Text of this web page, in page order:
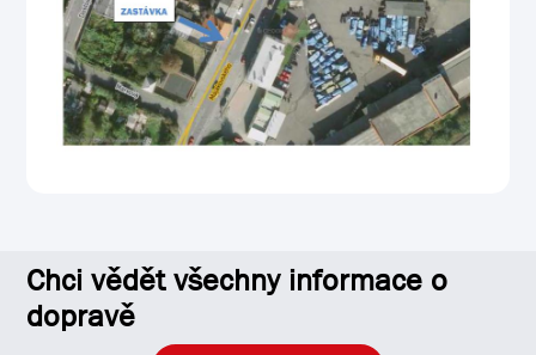
Chci vědět všechny informace o
dopravě